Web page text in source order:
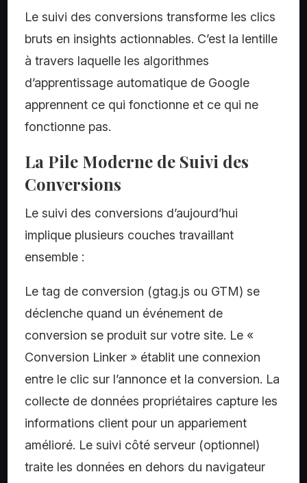
Le suivi des conversions transforme les clics
bruts en insights actionnables. C’est la lentille
à travers laquelle les algorithmes
d’apprentissage automatique de Google
apprennent ce qui fonctionne et ce qui ne
fonctionne pas.
La Pile Moderne de Suivi des
Conversions
Le suivi des conversions d’aujourd’hui
implique plusieurs couches travaillant
ensemble :
Le tag de conversion (gtag.js ou GTM) se
déclenche quand un événement de
conversion se produit sur votre site. Le «
Conversion Linker » établit une connexion
entre le clic sur l’annonce et la conversion. La
collecte de données propriétaires capture les
informations client pour un appariement
amélioré. Le suivi côté serveur (optionnel)
traite les données en dehors du navigateur